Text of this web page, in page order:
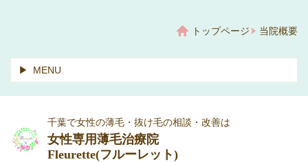
トップページ 当院概要
MENU
千葉で女性の薄毛・抜け毛の相談・改善は
女性専用薄毛治療院
Fleurette(フルーレット)